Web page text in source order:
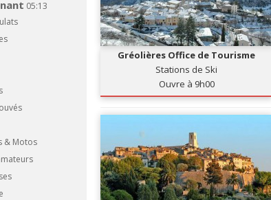
05:13
& Motos
Gréolières Office de Tourisme
Stations de Ski
Ouvre à 9h00